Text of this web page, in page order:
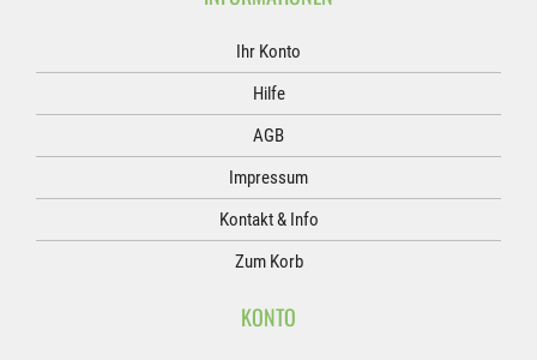
Ihr Konto
Hilfe
AGB
Impressum
Kontakt & Info
Zum Korb
KONTO